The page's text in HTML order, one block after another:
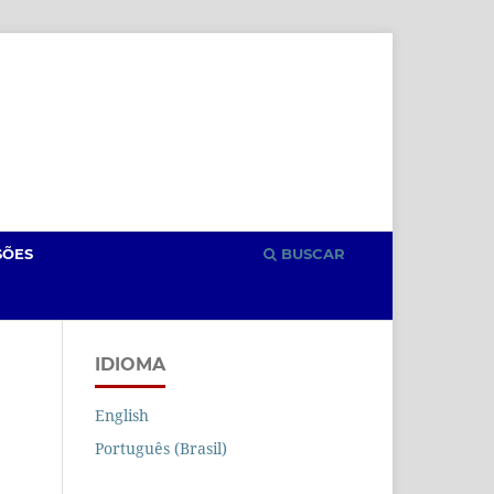
BUSCAR
IDIOMA
English
Português (Brasil)